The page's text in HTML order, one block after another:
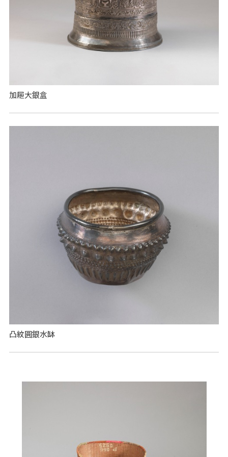
加屜大銀盒
凸紋圓銀水缽